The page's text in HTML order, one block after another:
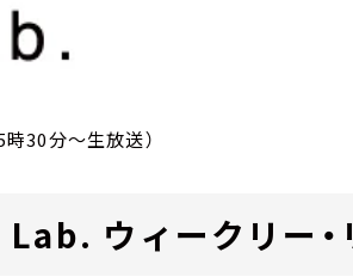
30分～生放送）
ウィークリー・